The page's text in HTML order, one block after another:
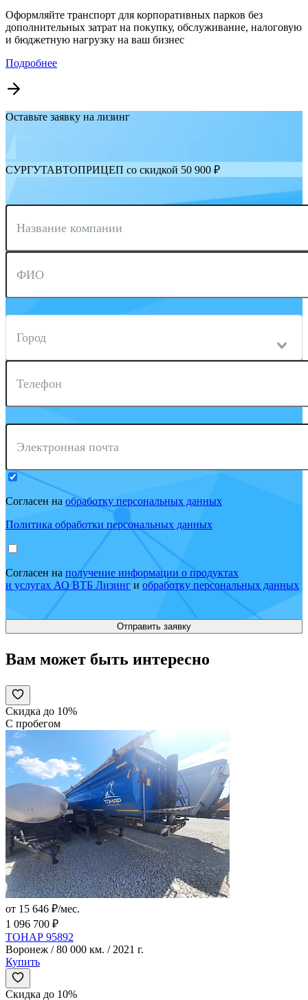
Оформляйте транспорт для корпоративных парков без
дополнительных затрат на покупку, обслуживание, налоговую
и бюджетную нагрузку на ваш бизнес
Подробнее
Оставьте заявку на лизинг
СУРГУТАВТОПРИЦЕП со скидкой 50 900 ₽
Название компании
ФИО
Город
Телефон
Электронная почта
Согласен на обработку персональных данных
Политика обработки персональных данных
Согласен на получение информации о продуктах
и услугах АО ВТБ Лизинг и обработку персональных данных
Вам может быть интересно
Скидка до 10%
С пробегом
от 15 646 ₽/мес.
1 096 700 ₽
ТОНАР 95892
Воронеж / 80 000 км. / 2021 г.
Купить
Скидка до 10%